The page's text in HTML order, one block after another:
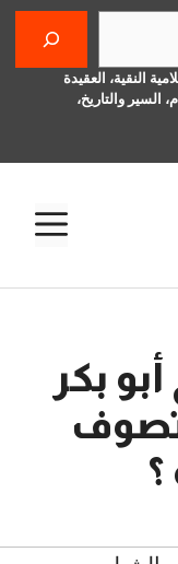
النقية، العقيدة
السير والتاريخ،
بكر
؟